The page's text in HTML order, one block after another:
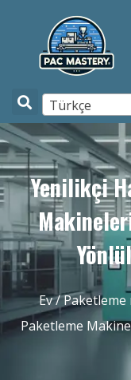
Türkçe
Yenilikçi
Ev/Paketleme
Paketleme